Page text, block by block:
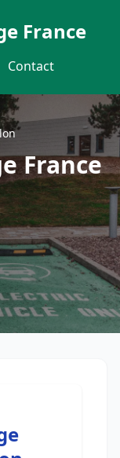
France
Contact
France